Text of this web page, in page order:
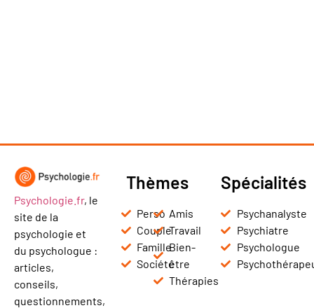
Psychologie.fr, le
site de la
psychologie et
du psychologue :
articles,
conseils,
questionnements,
Thèmes
Perso
Couple
Famille
Société
Amis
Travail
Bien-
être
Thérapies
Spécialités
Psychanalyste
Psychiatre
Psychologue